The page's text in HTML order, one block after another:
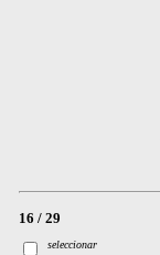
16 / 29
seleccionar